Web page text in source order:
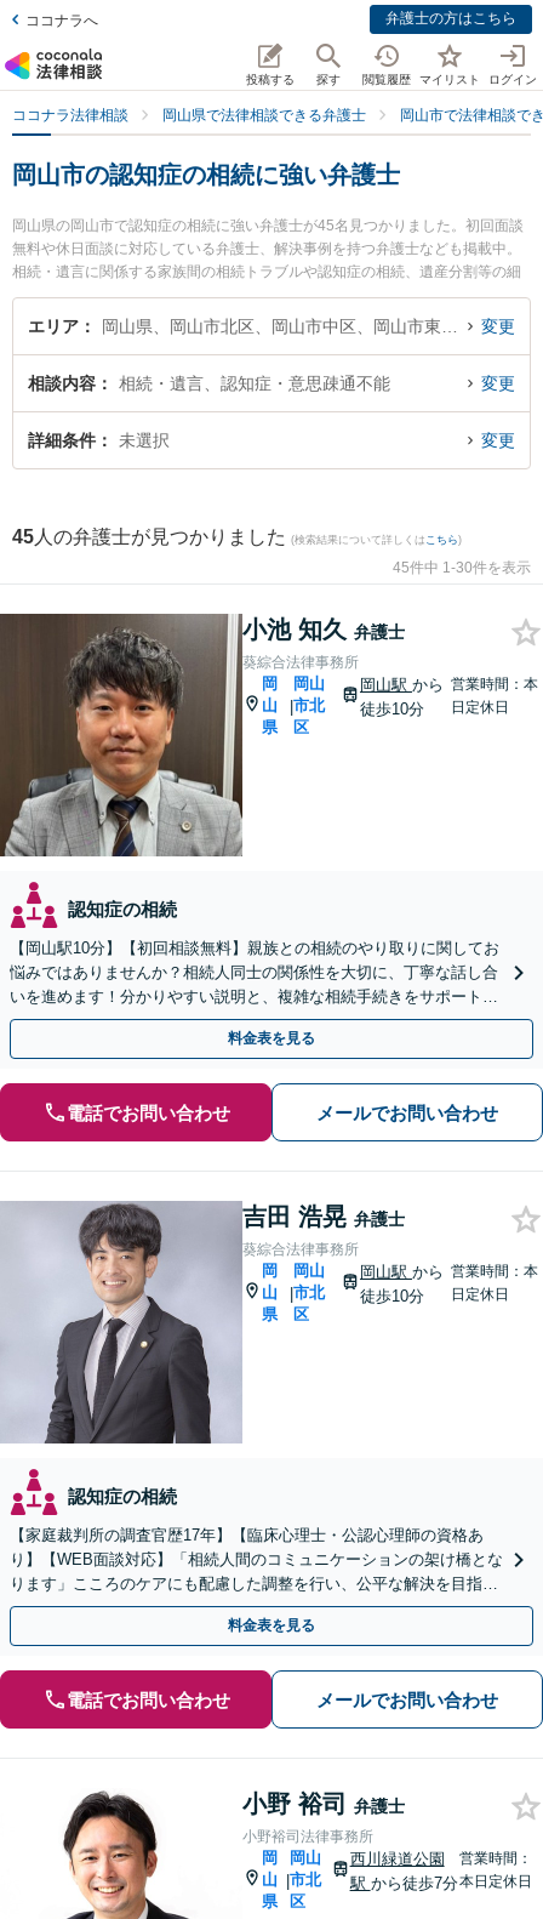
ココナラへ 弁護士の方はこちら
投稿する 探す 閲覧履歴 マイリスト ログイン
ココナラ法律相談 岡山県で法律相談できる弁護士 岡山市で法律相談で
岡山市の認知症の相続に強い弁護士
岡山県の岡山市で認知症の相続に強い弁護士が45名見つかりました。初回面談
無料や休日面談に対応している弁護士、解決事例を持つ弁護士なども掲載中。
相続・遺言に関係する家族間の相続トラブルや認知症の相続、遺産分割等の細
かな分野での絞り込み検索もでき便利です。特に葵綜合法律事務所の小池 知久
弁護士や葵綜合法律事務所の吉田 浩晃弁護士、小野裕司法律事務所の小野 裕司
したい』『認知症の相続のトラブル解決の実績豊富な近くの弁護士を検索した
い』『初回相談無料で認知症の相続を法律相談できる岡山市内の弁護士に相談
予約したい』などでお困りの相談者さんにおすすめです。
エリア 変更
相談内容 相続・遺言、認知症・意思疎通不能 変更
詳細条件 未選択 変更
45 人の弁護士が見つかりました (検索結果について詳しくは こちら)
45件中 1-30件を表示
小池 知久 弁護士
葵綜合法律事務所
岡
山
県
|
岡山
市北
区
岡山駅 から
徒歩10分
営業時間：本
日定休日
認知症の相続
【岡山駅10分】【初回相談無料】親族との相続のやり取りに関してお
悩みではありませんか？相続人同士の関係性を大切に、丁寧な話し合
いを進めます！分かりやすい説明と、複雑な相続手続きをサポートい
たします。まずはご相談ください。【夜間・休日相談可】
料金表を見る
電話でお問い合わせ メールでお問い合わせ
吉田 浩晃 弁護士
葵綜合法律事務所
岡
山
県
|
岡山
市北
区
岡山駅 から
徒歩10分
営業時間：本
日定休日
認知症の相続
【家庭裁判所の調査官歴17年】【臨床心理士・公認心理師の資格あ
り】【WEB面談対応】「相続人間のコミュニケーションの架け橋とな
ります」こころのケアにも配慮した調整を行い、公平な解決を目指し
ます「成年後見・未成年後見のご相談にも対応」
料金表を見る
電話でお問い合わせ メールでお問い合わせ
小野 裕司 弁護士
小野裕司法律事務所
岡
山
県
|
岡山
市北
区
西川緑道公園
駅 から徒歩7分
営業時間：
本日定休日